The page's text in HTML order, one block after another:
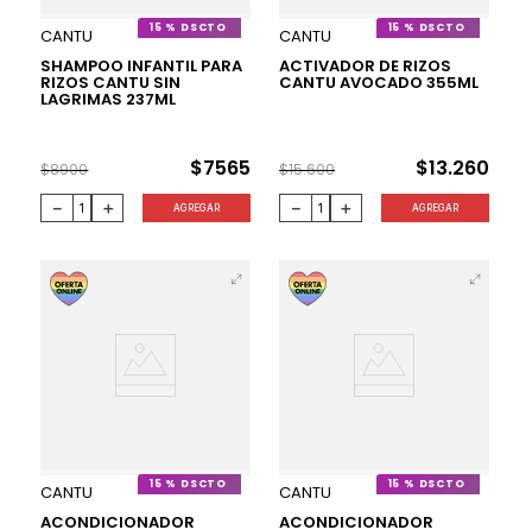
CANTU
SHAMPOO INFANTIL PARA
RIZOS CANTU SIN
LAGRIMAS 237ML
15 %
$8900 $7565
＋
－ AGREGAR
CANTU
ACTIVADOR DE RIZOS
CANTU AVOCADO 355ML
15 %
$15.600 $13.260
＋
－ AGREGAR
CANTU
ACONDICIONADOR
15 %
CANTU
ACONDICIONADOR
15 %